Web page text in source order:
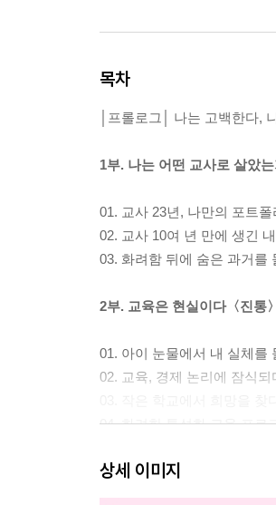
목차
│프롤로그│ 나는 고백한다,
1부. 나는 어떤 교사로 살았는
01. 교사 23년, 나만의 포트
02. 교사 10여 년 만에 생긴
03. 화려함 뒤에 숨은 과거를
2부. 교육은 현실이다〈진통〉
01. 아이 눈물에서 내 실체를
02. 교육, 경제 논리에 잠식되
04. 화려한 특성화 교육 프로
06. 교육을 디자인하기 시작하
07. 교육의 정상을 맛보다
상세 이미지